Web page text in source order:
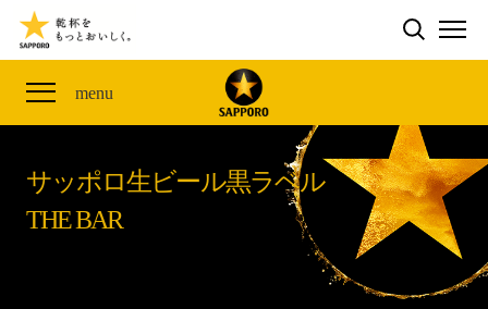
検索する
menu
THE PERFECT 黒ラベル WAGON 出展FES
ザ・パーフェクト黒ラベル アワード
「満天☆青空レストラン」コラボキャンペーン
山本由伸選手応援プロジェクト「GET A STAR
YOSHINOBU」
黒ラベル×『エヴァンゲリオン』30th Anniv.
サッポロ生ビール黒ラベル 『THE STAR JAM』
サッポロ生ビール黒ラベル
オカズデザインが提案する
ザ・パーフェクト黒ラベル
サッポロ生ビール黒ラベル THE BAR
ザ・パーフェクト黒ラベルが飲めるお店
CLUB 黒ラベル
サッポロ生ビール黒ラベル
THE BAR